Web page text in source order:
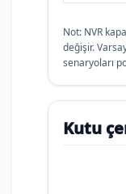
Not: NVR
değişir.
senaryoları
Kutu